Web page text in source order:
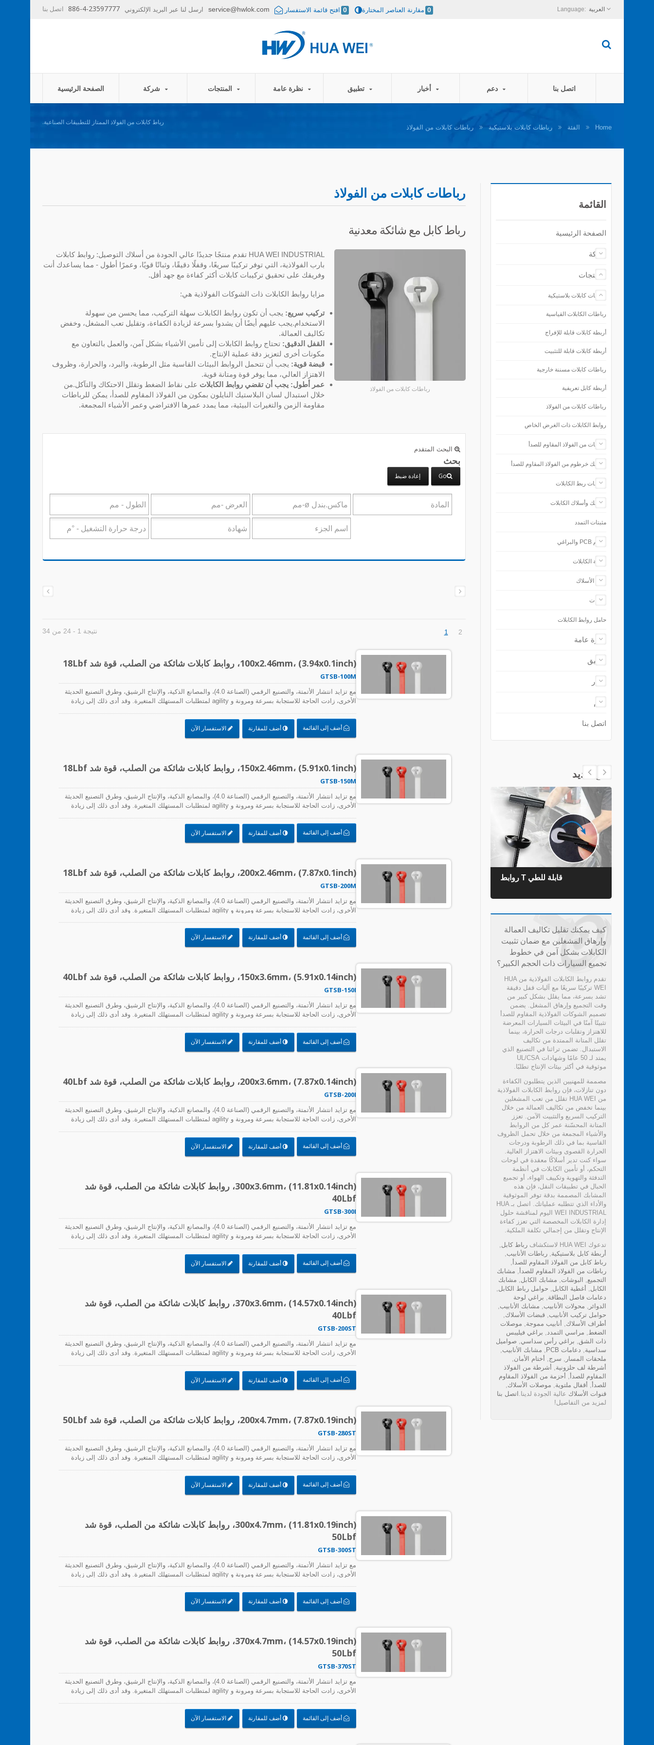
886-4-23597777 service@hwlok.com افتح قائمة الاستفسار 0 مقارنة العناصر المختارة 0 العربية
الصفحة الرئيسية المنتجات نظرة عامة أخبار اتصل بنا
رباط كابلات من الفولاذ الممتاز للتطبيقات الصناعية.
Home الفئة رباطات كابلات بلاستيكية رباطات كابلات من الفولاذ
رباطات كابلات من الفولاذ
رباط كابل مع شائكة معدنية
رباطات كابلات من الفولاذ
HUA WEI INDUSTRIAL تقدم منتجًا جديدًا عالي الجودة من أسلاك التوصيل: روابط كابلات
بارب الفولاذية، التي توفر تركيبًا سريعًا، وقفلًا دقيقًا، وثباتًا قويًا، وعمرًا أطول - مما يساعدك أنت
وفريقك على تحقيق تركيبات كابلات أكثر كفاءة مع جهد أقل.
مزايا روابط الكابلات ذات الشوكات الفولاذية هي:
تركيب سريع: يجب أن تكون روابط الكابلات سهلة التركيب، مما يحسن من سهولة
الاستخدام.يجب عليهم أيضًا أن يشدوا بسرعة لزيادة الكفاءة، وتقليل تعب المشغل، وخفض
تكاليف العمالة.
القفل الدقيق: تحتاج روابط الكابلات إلى تأمين الأشياء بشكل آمن، والعمل بالتعاون مع
مكونات أخرى لتعزيز دقة عملية الإنتاج.
قبضة قوية: يجب أن تتحمل الروابط البيئات القاسية مثل الرطوبة، والبرد، والحرارة، وظروف
الاهتزاز العالي، مما يوفر قوة ومتانة قوية.
عمر أطول: يجب أن تقضي روابط الكابلات على نقاط الضغط وتقلل الاحتكاك والتآكل.من
خلال استبدال لسان البلاستيك النايلون بمكون من الفولاذ المقاوم للصدأ، يمكن للرباطات
مقاومة الزمن والتغيرات البيئية، مما يمدد عمرها الافتراضي وعمر الأشياء المجمعة.
البحث المتقدم
بحث
Go إعادة ضبط
نتيجة 1 - 24 من 34 1 2
100x2.46mm، (3.94x0.1inch)، روابط كابلات شائكة من الصلب، قوة شد 18Lbf
GTSB-100M
مع تزايد انتشار الأتمتة، والتصنيع الرقمي (الصناعة 4.0)، والمصانع الذكية، والإنتاج الرشيق، وطرق التصنيع الحديثة
الأخرى، زادت الحاجة للاستجابة بسرعة ومرونة و agility لمتطلبات المستهلك المتغيرة. وقد أدى ذلك إلى زيادة
الكابلات والملحقات المستخدمة لتجميع الكابلات والأشياء مع هذه المتطلبات. تشمل التحديات التي تواجه هذه
المكونات ما يلي:
أضف إلى القائمة أضف للمقارنة الاستفسار الآن
150x2.46mm، (5.91x0.1inch)، روابط كابلات شائكة من الصلب، قوة شد 18Lbf
GTSB-150M
مع تزايد انتشار الأتمتة، والتصنيع الرقمي (الصناعة 4.0)، والمصانع الذكية، والإنتاج الرشيق، وطرق التصنيع الحديثة
الأخرى، زادت الحاجة للاستجابة بسرعة ومرونة و agility لمتطلبات المستهلك المتغيرة. وقد أدى ذلك إلى زيادة
الكابلات والملحقات المستخدمة لتجميع الكابلات والأشياء مع هذه المتطلبات. تشمل التحديات التي تواجه هذه
المكونات ما يلي:
أضف إلى القائمة أضف للمقارنة الاستفسار الآن
200x2.46mm، (7.87x0.1inch)، روابط كابلات شائكة من الصلب، قوة شد 18Lbf
GTSB-200M
مع تزايد انتشار الأتمتة، والتصنيع الرقمي (الصناعة 4.0)، والمصانع الذكية، والإنتاج الرشيق، وطرق التصنيع الحديثة
الأخرى، زادت الحاجة للاستجابة بسرعة ومرونة و agility لمتطلبات المستهلك المتغيرة. وقد أدى ذلك إلى زيادة
الكابلات والملحقات المستخدمة لتجميع الكابلات والأشياء مع هذه المتطلبات. تشمل التحديات التي تواجه هذه
المكونات ما يلي:
أضف إلى القائمة أضف للمقارنة الاستفسار الآن
150x3.6mm، (5.91x0.14inch)، روابط كابلات شائكة من الصلب، قوة شد 40Lbf
GTSB-150I
مع تزايد انتشار الأتمتة، والتصنيع الرقمي (الصناعة 4.0)، والمصانع الذكية، والإنتاج الرشيق، وطرق التصنيع الحديثة
الأخرى، زادت الحاجة للاستجابة بسرعة ومرونة و agility لمتطلبات المستهلك المتغيرة. وقد أدى ذلك إلى زيادة
الكابلات والملحقات المستخدمة لتجميع الكابلات والأشياء مع هذه المتطلبات. تشمل التحديات التي تواجه هذه
المكونات ما يلي:
أضف إلى القائمة أضف للمقارنة الاستفسار الآن
200x3.6mm، (7.87x0.14inch)، روابط كابلات شائكة من الصلب، قوة شد 40Lbf
GTSB-200I
مع تزايد انتشار الأتمتة، والتصنيع الرقمي (الصناعة 4.0)، والمصانع الذكية، والإنتاج الرشيق، وطرق التصنيع الحديثة
الأخرى، زادت الحاجة للاستجابة بسرعة ومرونة و agility لمتطلبات المستهلك المتغيرة. وقد أدى ذلك إلى زيادة
الكابلات والملحقات المستخدمة لتجميع الكابلات والأشياء مع هذه المتطلبات. تشمل التحديات التي تواجه هذه
المكونات ما يلي:
أضف إلى القائمة أضف للمقارنة الاستفسار الآن
300x3.6mm، (11.81x0.14inch)، روابط كابلات شائكة من الصلب، قوة شد
40Lbf
GTSB-300I
مع تزايد انتشار الأتمتة، والتصنيع الرقمي (الصناعة 4.0)، والمصانع الذكية، والإنتاج الرشيق، وطرق التصنيع الحديثة
الأخرى، زادت الحاجة للاستجابة بسرعة ومرونة و agility لمتطلبات المستهلك المتغيرة. وقد أدى ذلك إلى زيادة
الكابلات والملحقات المستخدمة لتجميع الكابلات والأشياء مع هذه المتطلبات. تشمل التحديات التي تواجه هذه
المكونات ما يلي:
أضف إلى القائمة أضف للمقارنة الاستفسار الآن
370x3.6mm، (14.57x0.14inch)، روابط كابلات شائكة من الصلب، قوة شد
40Lbf
GTSB-200ST
مع تزايد انتشار الأتمتة، والتصنيع الرقمي (الصناعة 4.0)، والمصانع الذكية، والإنتاج الرشيق، وطرق التصنيع الحديثة
الأخرى، زادت الحاجة للاستجابة بسرعة ومرونة و agility لمتطلبات المستهلك المتغيرة. وقد أدى ذلك إلى زيادة
الكابلات والملحقات المستخدمة لتجميع الكابلات والأشياء مع هذه المتطلبات. تشمل التحديات التي تواجه هذه
المكونات ما يلي:
أضف إلى القائمة أضف للمقارنة الاستفسار الآن
200x4.7mm، (7.87x0.19inch)، روابط كابلات شائكة من الصلب، قوة شد 50Lbf
GTSB-280ST
مع تزايد انتشار الأتمتة، والتصنيع الرقمي (الصناعة 4.0)، والمصانع الذكية، والإنتاج الرشيق، وطرق التصنيع الحديثة
الأخرى، زادت الحاجة للاستجابة بسرعة ومرونة و agility لمتطلبات المستهلك المتغيرة. وقد أدى ذلك إلى زيادة
الكابلات والملحقات المستخدمة لتجميع الكابلات والأشياء مع هذه المتطلبات. تشمل التحديات التي تواجه هذه
المكونات ما يلي:
أضف إلى القائمة أضف للمقارنة الاستفسار الآن
300x4.7mm، (11.81x0.19inch)، روابط كابلات شائكة من الصلب، قوة شد
50Lbf
GTSB-300ST
مع تزايد انتشار الأتمتة، والتصنيع الرقمي (الصناعة 4.0)، والمصانع الذكية، والإنتاج الرشيق، وطرق التصنيع الحديثة
الأخرى، زادت الحاجة للاستجابة بسرعة ومرونة و agility لمتطلبات المستهلك المتغيرة. وقد أدى ذلك إلى زيادة
الكابلات والملحقات المستخدمة لتجميع الكابلات والأشياء مع هذه المتطلبات. تشمل التحديات التي تواجه هذه
المكونات ما يلي:
أضف إلى القائمة أضف للمقارنة الاستفسار الآن
370x4.7mm، (14.57x0.19inch)، روابط كابلات شائكة من الصلب، قوة شد
50Lbf
GTSB-370ST
مع تزايد انتشار الأتمتة، والتصنيع الرقمي (الصناعة 4.0)، والمصانع الذكية، والإنتاج الرشيق، وطرق التصنيع الحديثة
الأخرى، زادت الحاجة للاستجابة بسرعة ومرونة و agility لمتطلبات المستهلك المتغيرة. وقد أدى ذلك إلى زيادة
الكابلات والملحقات المستخدمة لتجميع الكابلات والأشياء مع هذه المتطلبات. تشمل التحديات التي تواجه هذه
المكونات ما يلي:
أضف إلى القائمة أضف للمقارنة الاستفسار الآن
القائمة
الصفحة الرئيسية
شركة
المنتجات
رباطات كابلات بلاستيكية
رباطات الكابلات القياسية
أربطة كابلات قابلة للإفراج
أربطة كابلات قابلة للتثبيت
رباطات كابلات مسننة خارجية
أربطة كابل تعريفية
رباطات كابلات من الفولاذ
روابط الكابلات ذات الغرض الخاص
رباطات من الفولاذ المقاوم للصدأ
مشابك خرطوم من الفولاذ المقاوم للصدأ
ملحقات ربط الكابلات
مشابك وأسلاك الكابلات
مثبتات التمدد
دعائم PCB والبراغي
حماية الكابلات
إنهاء الأسلاك
الأدوات
حامل روابط الكابلات
نظرة عامة
تطبيق
أخبار
دعم
اتصل بنا
منتج جديد
روابط الكابلات TEFZEL® روابط T قابلة للطي
كيف يمكنك تقليل تكاليف العمالة
وإرهاق المشغلين مع ضمان تثبيت
الكابلات بشكل آمن في خطوط
تجميع السيارات ذات الحجم الكبير؟
تقدم روابط الكابلات الفولاذية من HUA
WEI تركيبًا سريعًا مع آليات قفل دقيقة
تشد بسرعة، مما يقلل بشكل كبير من
وقت التجميع وإرهاق المشغل. يضمن
تصميم الشوكات الفولاذية المقاوم للصدأ
تثبيتًا آمنًا في البيئات السيارات المعرضة
للاهتزاز وتقلبات درجات الحرارة، بينما
تقلل المتانة الممتدة من تكاليف
الاستبدال. تضمن تراثنا في التصنيع الذي
يمتد لـ 50 عامًا وشهادات UL/CSA
موثوقية في أكثر بيئات الإنتاج تطلبًا.
مصممة للمهنيين الذين يتطلبون الكفاءة
دون تنازلات، فإن روابط الكابلات الفولاذية
من HUA WEI تقلل من تعب المشغلين
بينما تخفض من تكاليف العمالة من خلال
التركيب السريع والتثبيت الآمن. تعزز
المتانة المحسّنة عمر كل من الروابط
والأشياء المجمعة من خلال تحمل الظروف
القاسية بما في ذلك الرطوبة ودرجات
الحرارة القصوى وبيئات الاهتزاز العالية.
سواء كنت تدير أسلاكًا معقدة في لوحات
التحكم، أو تأمين الكابلات في أنظمة
التدفئة والتهوية وتكييف الهواء، أو تجميع
الحبال في تطبيقات النقل، فإن هذه
المشابك المصممة بدقة توفر الموثوقية
والأداء الذي تتطلبه عملياتك. اتصل بـ HUA
WEI INDUSTRIAL اليوم لمناقشة حلول
إدارة الكابلات المخصصة التي تعزز كفاءة
الإنتاج وتقلل من إجمالي تكلفة الملكية.
تدعوك HUA WEI لاستكشاف
رباط كابل,
أربطة كابل بلاستيكية, رباطات الأنابيب,
رباط كابل من الفولاذ المقاوم للصدأ,
رباطات من الفولاذ المقاوم للصدأ, مشابك
التجميع, البوشات, مشابك الكابل, مشابك
الكابل, أغطية الكابل, حوامل رباط الكابل,
دعامات فاصل البطاقة, براغي لوحة
الدوائر , محولات الأنابيب, مشابك الأنابيب,
حوامل تركيب الأنابيب, قبضات الأسلاك,
أطراف الأسلاك, أنابيب مموجة, موصلات
الضغط, مراسي التمدد, براغي فيليبس
ذات الشق, براغي رأس سداسي, صواميل
سداسية, دعامات PCB , مشابك الأنابيب,
ملحقات المسار , سرج, أختام الأمان,
أشرطة لف حلزونية, أشرطة من الفولاذ
المقاوم للصدأ, أحزمة من الفولاذ المقاوم
للصدأ, أقفال ملتوية, موصلات الأسلاك,
قنوات الأسلاك عالية الجودة لدينا. اتصل بنا
لمزيد من التفاصيل!